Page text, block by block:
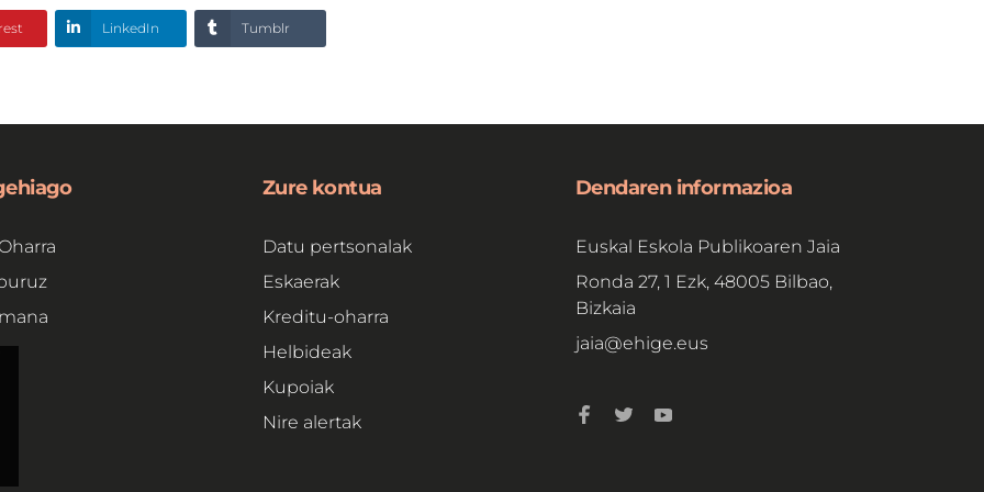
LinkedIn Tumblr
Zure kontua
Datu pertsonalak
Eskaerak
Kreditu-oharra
Helbideak
Kupoiak
Nire alertak
Dendaren informazioa
Euskal Eskola Publikoaren Jaia
Ronda 27, 1 Ezk, 48005 Bilbao,
Bizkaia
jaia@ehige.eus